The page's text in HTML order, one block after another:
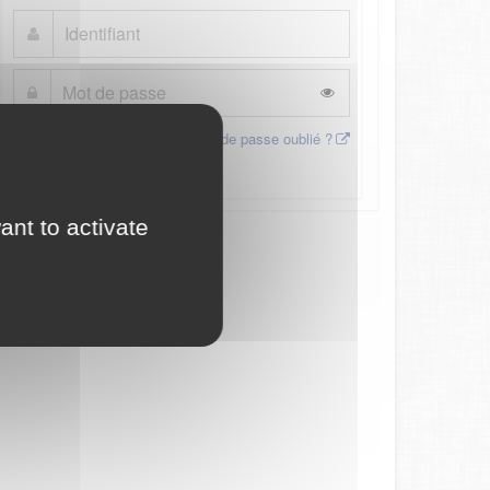
to activate
Mot de passe oublié ?